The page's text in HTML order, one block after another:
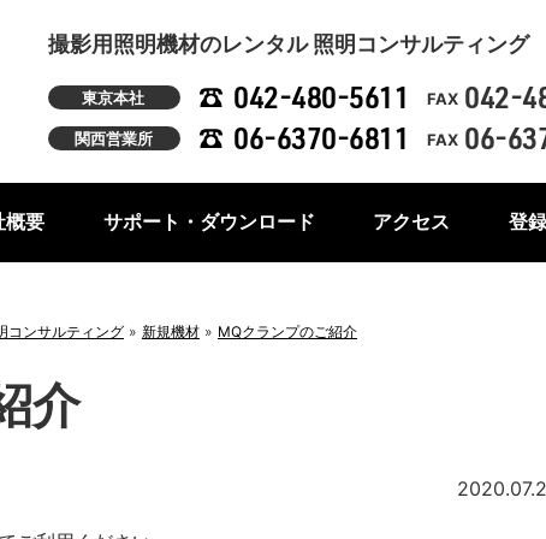
撮影用照明機材のレンタル 照明コンサルティング
東京本社 042-480-5611 FAX 042-
関西営業所 06-6370-6811 FAX 06-
概要 サポート・ダウンロード アクセス 登録
コンサルティング 新規機材 MQクランプのご紹介
介